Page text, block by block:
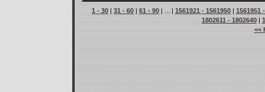
1 - 30 | 31 - 60 | 61 - 90 | ... | 1561921 - 1561950 | 1561951
1802611 - 1802640|
<<